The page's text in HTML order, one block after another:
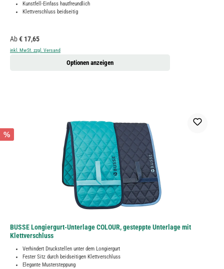
Kunstfell-Einfass hautfreundlich
Klettverschluss beidseitig
Regulärer Preis:
Ab€ 17,65
inkl. MwSt. zzgl. Versand
Optionen anzeigen
%
BUSSE Longiergurt-Unterlage COLOUR, gesteppte Unterlage mit
Klettverschluss
Verhindert Druckstellen unter dem Longiergurt
Fester Sitz durch beidseitigen Klettverschluss
Elegante Mustersteppung